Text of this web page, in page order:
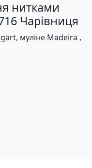
нитками
Чарівниця
муліне Madeira ,